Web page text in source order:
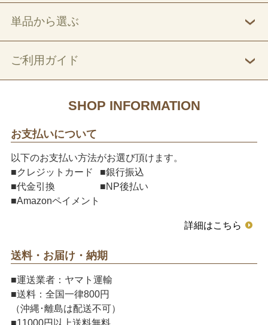
単品から選ぶ
ご利用ガイド
SHOP INFORMATION
お支払いについて
以下のお支払い方法がお選び頂けます。
■クレジットカード
■銀行振込
■代金引換
■NP後払い
■Amazonペイメント
詳細はこちら
送料・お届け・納期
■運送業者：ヤマト運輸
■送料：全国一律800円
（沖縄･離島は配送不可）
■11000円以上送料無料